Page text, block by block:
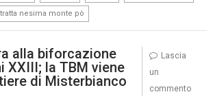
tratta nesima monte pò
alla biforcazione
XXIII; la TBM viene
di Misterbianco
Lascia
un
commento